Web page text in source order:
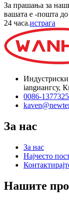
За прашања за
вашата е -пошта
24 часа.истрага
Индустриски
iangиангсу,
0086-
За нас
За нас
Најчесто
Нашите